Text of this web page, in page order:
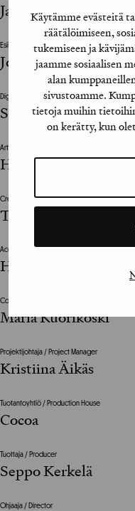
Käytämme evästeitä
räätälöimiseen,
tukemiseen ja
jaamme sosiaalisen
alan
sivustoamme.
tietoja muihin
on kerätty, kun
Janne Kilpeläinen
Esiintyjät / Performers
Jonathan Hutchings
Digitaalinen toteutus / Digital Production
Stephen Lee, Into-
Art Director
Hanna Kinnunen
Creative Director
Timo Niemi
Account director
Hanna Johnson
Copywriter
Maria Kuorikoski
Projektijohtaja / Project Manager
Kristiina Äikäs
Tuotantoyhtiö / Production House
Cocoa
Tuottaja / Producer
Seppo Kerkelä
Ohjaaja / Director